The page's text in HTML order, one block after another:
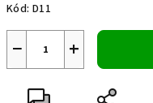
Kód: D11
+
−